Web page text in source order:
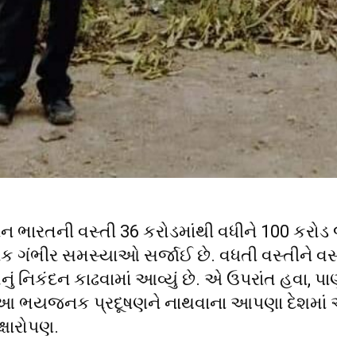
ભારતની વસ્તી 36 કરોડમાંથી વધીને 100
ગંભીર સમસ્યાઓ સર્જાઈ છે. વધતી વસ્તીને
નિકંદન કાઢવામાં આવ્યું છે. એ ઉપરાંત હવા,
પ્રદૂષણને નાથવાના આપણા દેશમાં